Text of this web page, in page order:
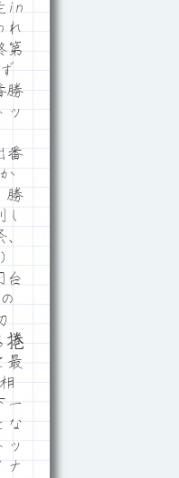
in
れ
第
勝
ッ
番
勝
台
捲
最
一
な
ッ
ナ